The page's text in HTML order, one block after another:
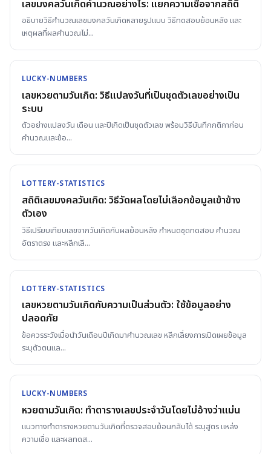
เลขมงคลวันเกิดคำนวณอย่างไร: แยกความเชื่อจากสถิติ
อธิบายวิธีคำนวณเลขมงคลวันเกิดหลายรูปแบบ วิธีทดสอบย้อนหลัง และ
เหตุผลที่ผลคำนวณไม่...
LUCKY-NUMBERS
เลขหวยตามวันเกิด: วิธีแปลงวันที่เป็นชุดตัวเลขอย่างเป็น
ระบบ
ตัวอย่างแปลงวัน เดือน และปีเกิดเป็นชุดตัวเลข พร้อมวิธีบันทึกกติกาก่อน
คำนวณและข้อ...
LOTTERY-STATISTICS
สถิติเลขมงคลวันเกิด: วิธีวัดผลโดยไม่เลือกข้อมูลเข้าข้าง
ตัวเอง
วิธีเปรียบเทียบเลขจากวันเกิดกับผลย้อนหลัง กำหนดชุดทดสอบ คำนวณ
อัตราตรง และหลีกเลี...
LOTTERY-STATISTICS
เลขหวยตามวันเกิดกับความเป็นส่วนตัว: ใช้ข้อมูลอย่าง
ปลอดภัย
ข้อควรระวังเมื่อนำวันเดือนปีเกิดมาคำนวณเลข หลีกเลี่ยงการเปิดเผยข้อมูล
ระบุตัวตนแล...
LUCKY-NUMBERS
หวยตามวันเกิด: ทำตารางเลขประจำวันโดยไม่อ้างว่าแม่น
แนวทางทำตารางหวยตามวันเกิดที่ตรวจสอบย้อนกลับได้ ระบุสูตร แหล่ง
ความเชื่อ และผลทดส...